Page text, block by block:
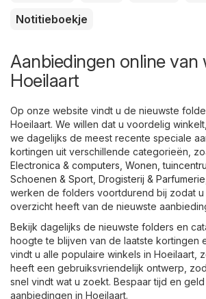
Notitieboekje
Aanbiedingen online van
Hoeilaart
Op onze website vindt u de nieuwste
Hoeilaart. We willen dat u voordelig
we dagelijks de meest recente speciale
kortingen uit verschillende categorieën,
Electronica & computers Wonen,
Schoenen & Sport Drogisterij & Parfumerie
werken de folders voortdurend bij zodat
overzicht heeft van de nieuwste
Bekijk dagelijks de nieuwste folders en
hoogte te blijven van de laatste kortingen
vindt u alle populaire winkels in Hoeilaart,
heeft een gebruiksvriendelijk ontwerp,
snel vindt wat u zoekt. Bespaar tijd en
aanbiedingen in Hoeilaart.